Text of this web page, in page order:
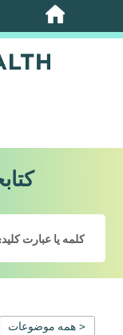
پرش
< همه موضوعات